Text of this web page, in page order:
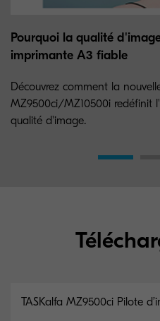
Pourquoi la qualité
imprimante A3 fiable
Découvrez comment la
MZ9500ci/MZ10500i redéfinit
qualité d'image.
TASKalfa MZ9500ci Pilote